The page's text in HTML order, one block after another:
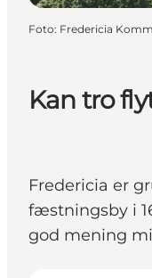
Kan tro
Fredericia er
fæstningsby i
god mening
Foto: Fredericia